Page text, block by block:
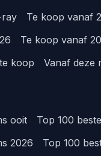
Te koop vanaf
Te koop vanaf
koop
Vanaf deze
ooit
Top 100
2026
Top 100